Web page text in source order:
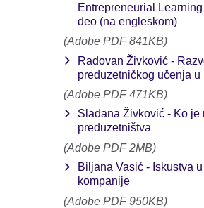
Entrepreneurial
deo (na engleskom)
(Adobe PDF 841KB)
Radovan Živković -
preduzetničkog učenja u
(Adobe PDF 471KB)
Slađana Živković - Ko je
preduzetništva
(Adobe PDF 2MB)
Biljana Vasić - Iskustva
kompanije
(Adobe PDF 950KB)